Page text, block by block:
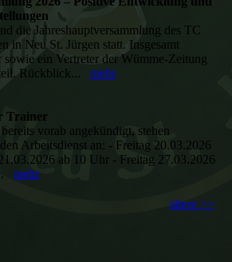
die Jahreshauptversammlung des TC
in Neu St. Jürgen statt. Insgesamt
ein Vertreter der Wümme-Zeitung
Rückblick... mehr
Trainer
vorab angekündigt, stehen
Arbeitsdienst an: - Freitag 20.03.2026
ab 10 Uhr - Freitag 27.03.2026
mehr
ältere >>